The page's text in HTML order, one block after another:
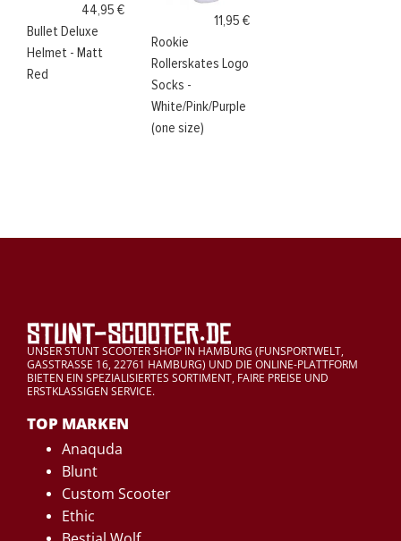
44,95 €
Bullet Deluxe
Helmet - Matt
Red
11,95 €
Rookie
Rollerskates Logo
Socks -
White/Pink/Purple
(one size)
UNSER STUNT SCOOTER SHOP IN HAMBURG (FUNSPORTWELT,
GASSTRASSE 16, 22761 HAMBURG) UND DIE ONLINE-PLATTFORM
BIETEN EIN SPEZIALISIERTES SORTIMENT, FAIRE PREISE UND
ERSTKLASSIGEN SERVICE.
TOP MARKEN
Anaquda
Blunt
Custom Scooter
Ethic